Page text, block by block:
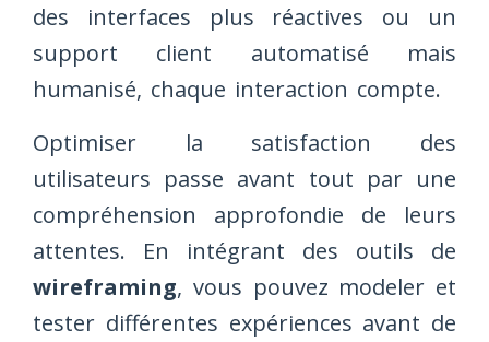
des interfaces plus réactives ou un
support client automatisé mais
humanisé, chaque interaction compte.
Optimiser la satisfaction des
utilisateurs passe avant tout par une
compréhension approfondie de leurs
attentes. En intégrant des outils de
wireframing, vous pouvez modeler et
tester différentes expériences avant de